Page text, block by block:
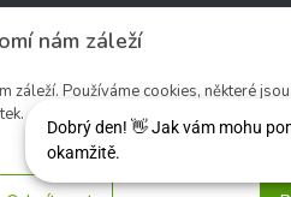
nám záleží
záleží. Používáme cookies, některé
Sledujte nás: